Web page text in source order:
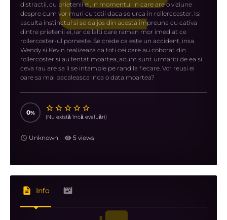
distractii, cu prietenii ei, in momentul in care are o viziune
despre cum vor muri cu totii daca se urca in rollercoaster. Isi
asculta instinctul si se da jos din acesta impreuna cu cativa
dintre prietenii ei, iar ceilalti care raman mor imediat ce
rollercoster-ul porneste. Se crede ca este un accident, insa
Wendy si Kevin realizeaza ca toti cei care au coborat din
rollercoster si au fentat moartea, acum sunt urmariti de ea si
ceva rau are sa li se intample pe rand la fiecare. Vor reusi ei
oare sa mai pacaleasca inca o data moartea?
0
(Nu există încă evaluări)
Unknown 5 views
Info